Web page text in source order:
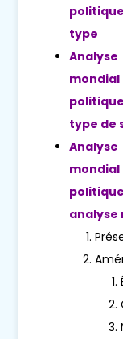
type
type de
analyse